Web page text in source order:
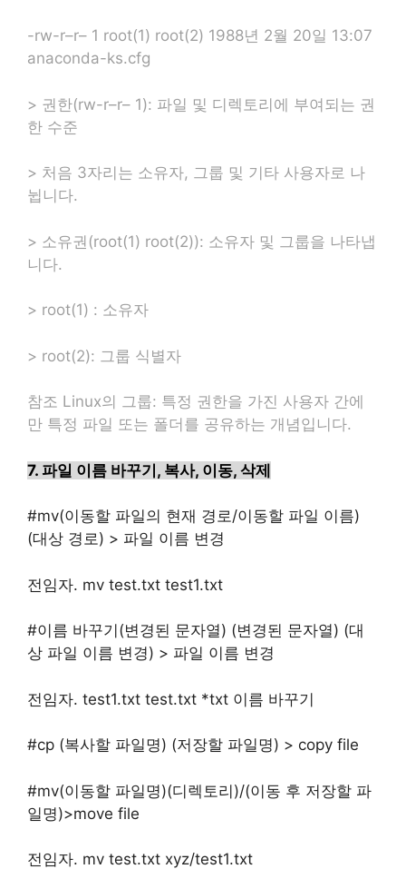
-rw-r–r– 1 root(1) root(2) 1988년 2월 20일 13:07
anaconda-ks.cfg
> 권한(rw-r–r– 1): 파일 및 디렉토리에 부여되는 권
한 수준
> 처음 3자리는 소유자, 그룹 및 기타 사용자로 나
뉩니다.
> 소유권(root(1) root(2)): 소유자 및 그룹을 나타냅
니다.
> root(1) : 소유자
> root(2): 그룹 식별자
참조 Linux의 그룹: 특정 권한을 가진 사용자 간에
만 특정 파일 또는 폴더를 공유하는 개념입니다.
7. 파일 이름 바꾸기, 복사, 이동, 삭제
#mv(이동할 파일의 현재 경로/이동할 파일 이름)
(대상 경로) > 파일 이름 변경
전임자. mv test.txt test1.txt
#이름 바꾸기(변경된 문자열) (변경된 문자열) (대
상 파일 이름 변경) > 파일 이름 변경
전임자. test1.txt test.txt *txt 이름 바꾸기
#cp (복사할 파일명) (저장할 파일명) > copy file
#mv(이동할 파일명)(디렉토리)/(이동 후 저장할 파
일명)>move file
전임자. mv test.txt xyz/test1.txt